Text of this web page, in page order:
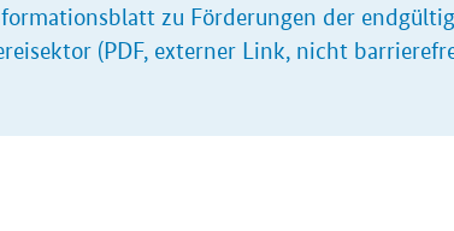
zu Förderungen der
(PDF, externer Link, nicht